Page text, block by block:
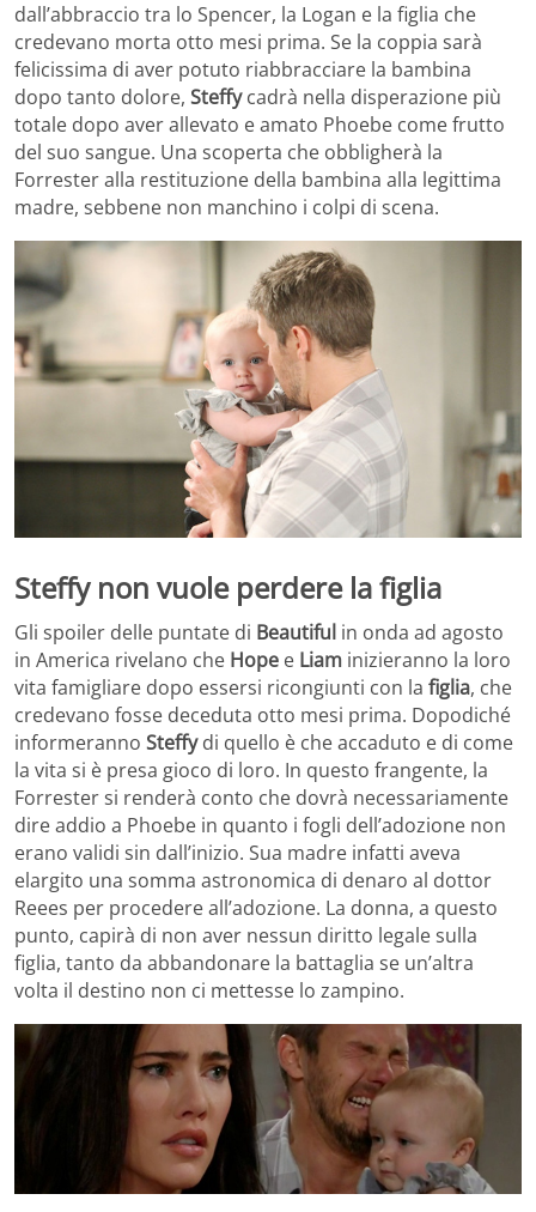
dall’abbraccio tra lo Spencer, la Logan e la figlia che
credevano morta otto mesi prima. Se la coppia sarà
felicissima di aver potuto riabbracciare la bambina
dopo tanto dolore, Steffycadrà nella disperazione più
totale dopo aver allevato e amato Phoebe come frutto
del suo sangue. Una scoperta che obbligherà la
Forrester alla restituzione della bambina alla legittima
madre, sebbene non manchino i colpi di scena.
Steffy non vuole perdere la figlia
Gli spoiler delle puntate di Beautiful in onda ad agosto
in America rivelano che Hope e Liam inizieranno la loro
vita famigliare dopo essersi ricongiunti con la figlia, che
credevano fosse deceduta otto mesi prima. Dopodiché
informeranno Steffydi quello è che accaduto e di come
la vita si è presa gioco di loro. In questo frangente, la
Forrester si renderà conto che dovrà necessariamente
dire addio a Phoebe in quanto i fogli dell’adozione non
erano validi sin dall’inizio. Sua madre infatti aveva
elargito una somma astronomica di denaro al dottor
Reees per procedere all’adozione. La donna, a questo
punto, capirà di non aver nessun diritto legale sulla
figlia, tanto da abbandonare la battaglia se un’altra
volta il destino non ci mettesse lo zampino.